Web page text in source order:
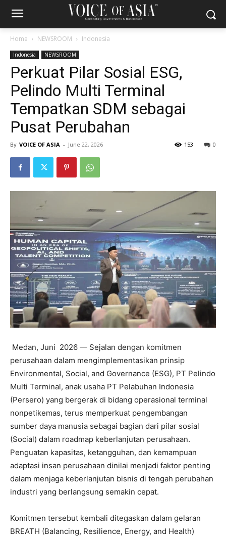
Home NEWSROOM Indonesia
Indonesia NEWSROOM
Perkuat Pilar Sosial ESG,
Pelindo Multi Terminal
Tempatkan SDM sebagai
Pusat Perubahan
By VOICE OF ASIA - June 22, 2026 0
153
Medan, Juni 2026 — Sejalan dengan komitmen
perusahaan dalam mengimplementasikan prinsip
Environmental, Social, and Governance (ESG), PT Pelindo
Multi Terminal, anak usaha PT Pelabuhan Indonesia
(Persero) yang bergerak di bidang operasional terminal
nonpetikemas, terus memperkuat pengembangan
sumber daya manusia sebagai bagian dari pilar sosial
(Social) dalam roadmap keberlanjutan perusahaan.
Penguatan kapasitas, ketangguhan, dan kemampuan
adaptasi insan perusahaan dinilai menjadi faktor penting
dalam menjaga keberlanjutan bisnis di tengah perubahan
industri yang berlangsung semakin cepat.
Komitmen tersebut kembali ditegaskan dalam gelaran
BREATH (Balancing, Resilience, Energy, and Health)